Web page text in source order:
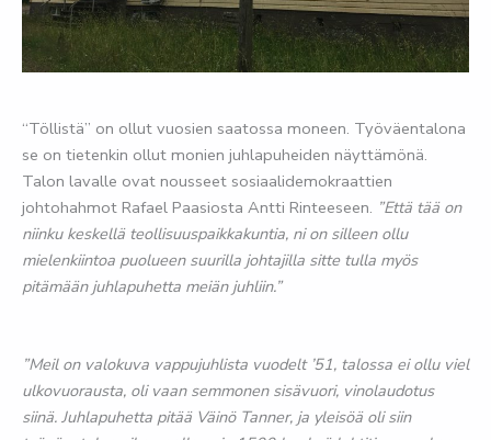
“Töllistä” on ollut vuosien saatossa moneen. Työväentalona
se on tietenkin ollut monien juhlapuheiden näyttämönä.
Talon lavalle ovat nousseet sosiaalidemokraattien
johtohahmot Rafael Paasiosta Antti Rinteeseen. ”Että tää on
niinku keskellä teollisuuspaikkakuntia, ni on silleen ollu
mielenkiintoa puolueen suurilla johtajilla sitte tulla myös
pitämään juhlapuhetta meiän juhliin.”
”Meil on valokuva vappujuhlista vuodelt ’51, talossa ei ollu viel
ulkovuorausta, oli vaan semmonen sisävuori, vinolaudotus
siinä. Juhlapuhetta pitää Väinö Tanner, ja yleisöä oli siin